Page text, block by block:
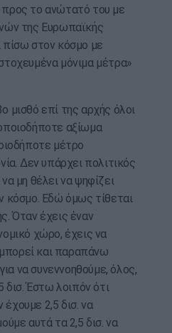
το ανώτατό του με
της Ευρωπαϊκής
στον κόσμο με
μόνιμα μέτρα»
επί της αρχής όλοι
αξίωμα
μέτρο
Δεν υπάρχει πολιτικός
μη θέλει να ψηφίζει
κόσμο. Εδώ όμως τίθεται
Όταν έχεις έναν
χώρο, έχεις να
και παραπάνω
να συνεννοηθούμε, όλος,
δισ. Έστω λοιπόν ότι
έχουμε 2,5 δισ. να
αυτά τα 2,5 δισ. να